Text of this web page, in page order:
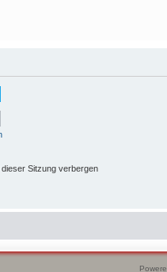
Sitzung verbergen